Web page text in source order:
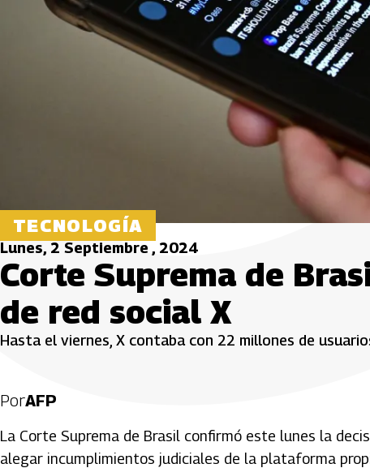
TECNOLOGÍA
Lunes, 2 Septiembre , 2024
Corte Suprema de
de red social X
Hasta el viernes, X contaba con 22 millones de
PorAFP
La Corte Suprema de Brasil confirmó este lunes la
alegar incumplimientos judiciales de la plataforma